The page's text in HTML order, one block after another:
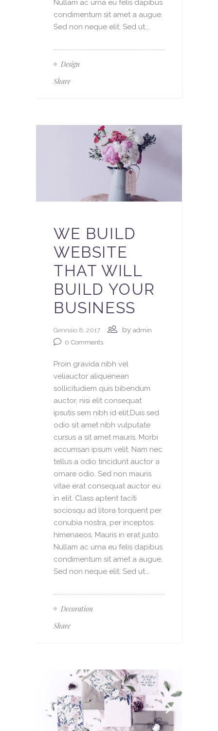
Nullam ac urna eu felis dapibus
condimentum sit amet a augue.
Sed non neque elit. Sed ut...
Design
Share
WE BUILD
WEBSITE
THAT WILL
BUILD YOUR
BUSINESS
Gennaio 8, 2017 by admin
0 Comments
Proin gravida nibh vel
veliauctor aliquenean
sollicitudiem quis bibendum
auctor, nisi elit consequat
ipsutis sem nibh id elit.Duis sed
odio sit amet nibh vulputate
cursus a sit amet mauris. Morbi
accumsan ipsum velit. Nam nec
tellus a odio tincidunt auctor a
ornare odio. Sed non mauris
vitae erat consequat auctor eu
in elit. Class aptent taciti
sociosqu ad litora torquent per
conubia nostra, per inceptos
himenaeos. Mauris in erat justo.
Nullam ac urna eu felis dapibus
condimentum sit amet a augue.
Sed non neque elit. Sed ut...
Decoration
Share